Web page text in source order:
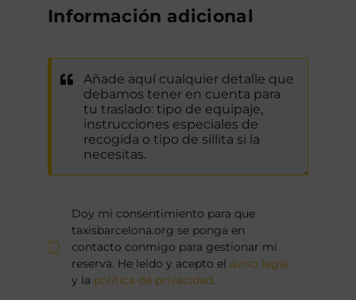
Información adicional
Doy mi consentimiento para que
taxisbarcelona.org se ponga en
contacto conmigo para gestionar mi
reserva. He leído y acepto el aviso legal
y la política de privacidad.